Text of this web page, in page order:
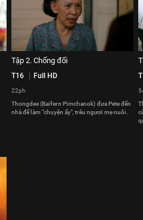
Tập 2. Chống đối
T16 Full HD
22ph
Thongdee (Baifern Pimchanok) đưa Pete đến
nhà để làm "chuyện ấy", trêu ngươi mẹ nuôi.